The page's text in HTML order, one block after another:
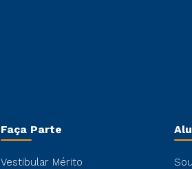
Faça Parte
Vestibular Mérito